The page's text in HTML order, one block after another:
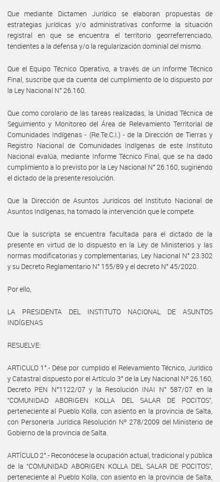
Que mediante Dictamen Jurídico se elaboran propuestas de
estrategias jurídicas y/o administrativas conforme la situación
registral en que se encuentra el territorio georreferrenciado,
tendientes a la defensa y/o la regularización dominial del mismo.
Que el Equipo Técnico Operativo, a través de un Informe Técnico
Final, suscribe que da cuenta del cumplimiento de lo dispuesto por
la Ley Nacional N° 26.160.
Que como corolario de las tareas realizadas, la Unidad Técnica de
Seguimiento y Monitoreo del Área de Relevamiento Territorial de
Comunidades Indígenas - (Re.Te.C.I.) - de la Dirección de Tierras y
Registro Nacional de Comunidades Indígenas de este Instituto
Nacional evalúa, mediante Informe Técnico Final, que se ha dado
cumplimiento a lo previsto por la Ley Nacional N° 26.160, sugiriendo
el dictado de la presente resolución.
Que la Dirección de Asuntos Jurídicos del Instituto Nacional de
Asuntos Indígenas, ha tomado la intervención que le compete.
Que la suscripta se encuentra facultada para el dictado de la
presente en virtud de lo dispuesto en la Ley de Ministerios y las
normas modificatorias y complementarias, Ley Nacional N° 23.302
y su Decreto Reglamentario N° 155/89 y el decreto N° 45/2020.
Por ello,
LA PRESIDENTA DEL INSTITUTO NACIONAL DE ASUNTOS
INDÍGENAS
RESUELVE:
ARTICULO 1°.- Dése por cumplido el Relevamiento Técnico, Jurídico
y Catastral dispuesto por el Artículo 3° de la Ley Nacional Nº 26.160,
Decreto PEN N°1122/07 y la Resolución INAI N° 587/07 en la
“COMUNIDAD ABORIGEN KOLLA DEL SALAR DE POCITOS”,
perteneciente al Pueblo Kolla, con asiento en la provincia de Salta,
con Personería Jurídica Resolución Nº 278/2009 del Ministerio de
Gobierno de la provincia de Salta.
ARTÍCULO 2°.- Reconócese la ocupación actual, tradicional y pública
de la “COMUNIDAD ABORIGEN KOLLA DEL SALAR DE POCITOS”,
perteneciente al Pueblo Kolla, con asiento en la provincia de Salta,